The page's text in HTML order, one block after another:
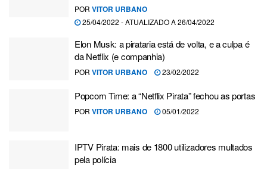
POR VITOR URBANO
25/04/2022 - ATUALIZADO A 26/04/2022
Elon Musk: a pirataria está de volta, e a culpa é
da Netflix (e companhia)
POR VITOR URBANO 23/02/2022
Popcorn Time: a “Netflix Pirata” fechou as portas
POR VITOR URBANO 05/01/2022
IPTV Pirata: mais de 1800 utilizadores multados
pela polícia